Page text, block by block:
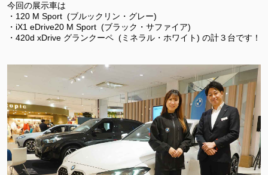
今回の展示車は
・120 M Sport (ブルックリン・グレー)
・iX1 eDrive20 M Sport (ブラック・サファイア)
・420d xDrive グランクーペ (ミネラル・ホワイト) の計３台です！